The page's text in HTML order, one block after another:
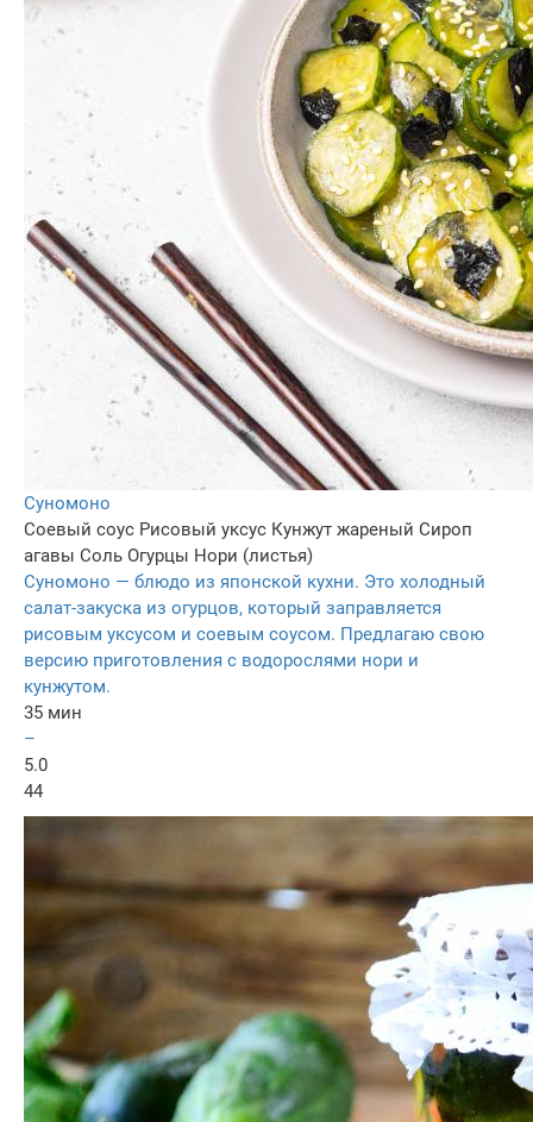
Суномоно
Соевый соус Рисовый уксус Кунжут жареный Сироп
агавы Соль Огурцы Нори (листья)
Суномоно — блюдо из японской кухни. Это холодный
салат-закуска из огурцов, который заправляется
рисовым уксусом и соевым соусом. Предлагаю свою
версию приготовления с водорослями нори и
кунжутом.
35 мин
–
5.0
44